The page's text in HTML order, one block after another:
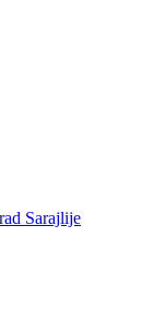
Sarajlije